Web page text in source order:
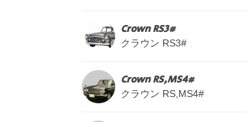
Crown RS3#
クラウン RS3#
Crown RS,MS4#
クラウン RS,MS4#